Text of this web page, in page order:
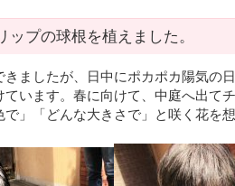
プの球根を植えました。
ましたが、日中にポカポカ陽気の
います。春に向けて、中庭へ出て
」「どんな大きさで」と咲く花を